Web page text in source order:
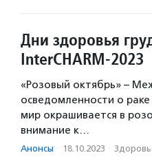
Дни здоровья
InterCHARM-2023
«Розовый октябрь» –
осведомленности о
мир окрашивается в
внимание к…
Анонсы · 18.10.2023 ·